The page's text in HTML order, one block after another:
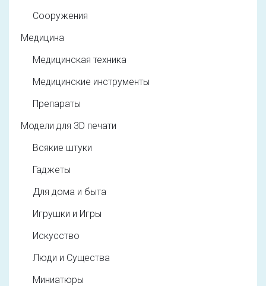
Сооружения
Медицина
Медицинская техника
Медицинские инструменты
Препараты
Модели для 3D печати
Всякие штуки
Гаджеты
Для дома и быта
Игрушки и Игры
Искусство
Люди и Существа
Миниатюры